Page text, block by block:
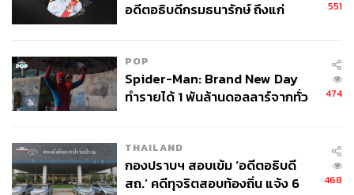
อดีตอธิบดีกรมธนารักษ์ ถึงแก่
551
POP
Spider-Man: Brand New Day
ทำรายได้ 1 พันล้านดอลลาร์จากทั่ว
474
THAILAND
กองปราบฯ สอบเข้ม ‘อดีตอธิบดี
สถ.’ คดีทุจริตสอบท้องถิ่น แจ้ง 6
468